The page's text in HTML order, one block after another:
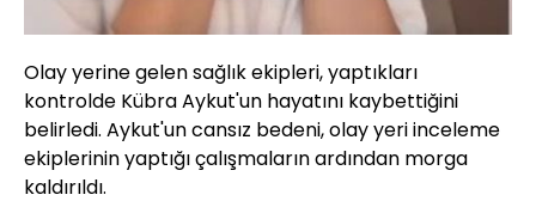
Olay yerine gelen sağlık ekipleri, yaptıkları
kontrolde Kübra Aykut'un hayatını kaybettiğini
belirledi. Aykut'un cansız bedeni, olay yeri inceleme
ekiplerinin yaptığı çalışmaların ardından morga
kaldırıldı.